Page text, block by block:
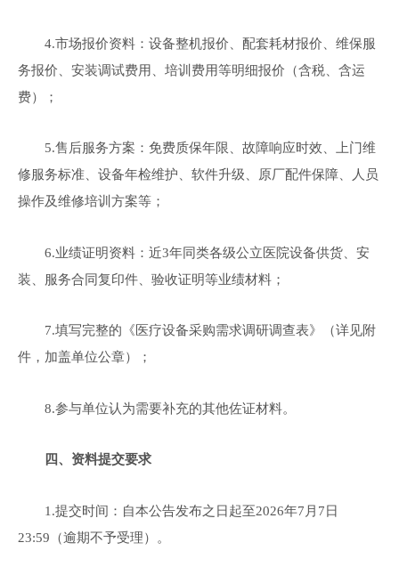
4.市场报价资料：设备整机报价、配套耗材报价、维保服
务报价、安装调试费用、培训费用等明细报价（含税、含运
费）；
5.售后服务方案：免费质保年限、故障响应时效、上门维
修服务标准、设备年检维护、软件升级、原厂配件保障、人员
操作及维修培训方案等；
6.业绩证明资料：近3年同类各级公立医院设备供货、安
装、服务合同复印件、验收证明等业绩材料；
7.填写完整的《医疗设备采购需求调研调查表》（详见附
件，加盖单位公章）；
8.参与单位认为需要补充的其他佐证材料。
四、资料提交要求
1.提交时间：自本公告发布之日起至2026年7月7日
23:59（逾期不予受理）。